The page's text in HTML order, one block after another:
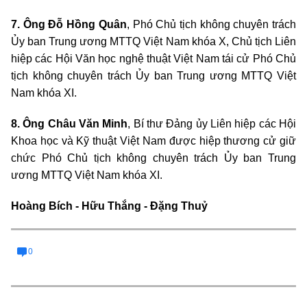
7. Ông Đỗ Hồng Quân, Phó Chủ tịch không chuyên trách
Ủy ban Trung ương MTTQ Việt Nam khóa X, Chủ tịch Liên
hiệp các Hội Văn học nghệ thuật Việt Nam tái cử Phó Chủ
tịch không chuyên trách Ủy ban Trung ương MTTQ Việt
Nam khóa XI.
8. Ông Châu Văn Minh, Bí thư Đảng ủy Liên hiệp các Hội
Khoa học và Kỹ thuật Việt Nam được hiệp thương cử giữ
chức Phó Chủ tịch không chuyên trách Ủy ban Trung
ương MTTQ Việt Nam khóa XI.
Hoàng Bích - Hữu Thắng - Đặng Thuỷ
0